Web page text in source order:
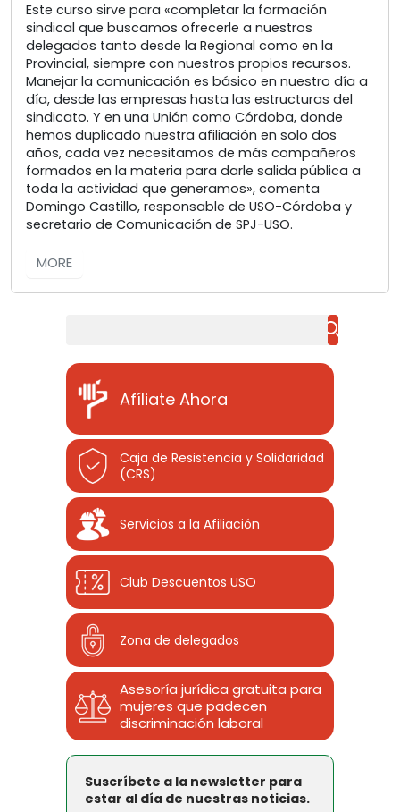
Este curso sirve para «completar la formación
sindical que buscamos ofrecerle a nuestros
delegados tanto desde la Regional como en la
Provincial, siempre con nuestros propios recursos.
Manejar la comunicación es básico en nuestro día a
día, desde las empresas hasta las estructuras del
sindicato. Y en una Unión como Córdoba, donde
hemos duplicado nuestra afiliación en solo dos
años, cada vez necesitamos de más compañeros
formados en la materia para darle salida pública a
toda la actividad que generamos», comenta
Domingo Castillo, responsable de USO-Córdoba y
secretario de Comunicación de SPJ-USO.
MORE
Afíliate Ahora
Caja de Resistencia y Solidaridad
(CRS)
Servicios a la Afiliación
Club Descuentos USO
Zona de delegados
Asesoría jurídica gratuita para
mujeres que padecen
discriminación laboral
Suscríbete a la newsletter para
estar al día de nuestras noticias.